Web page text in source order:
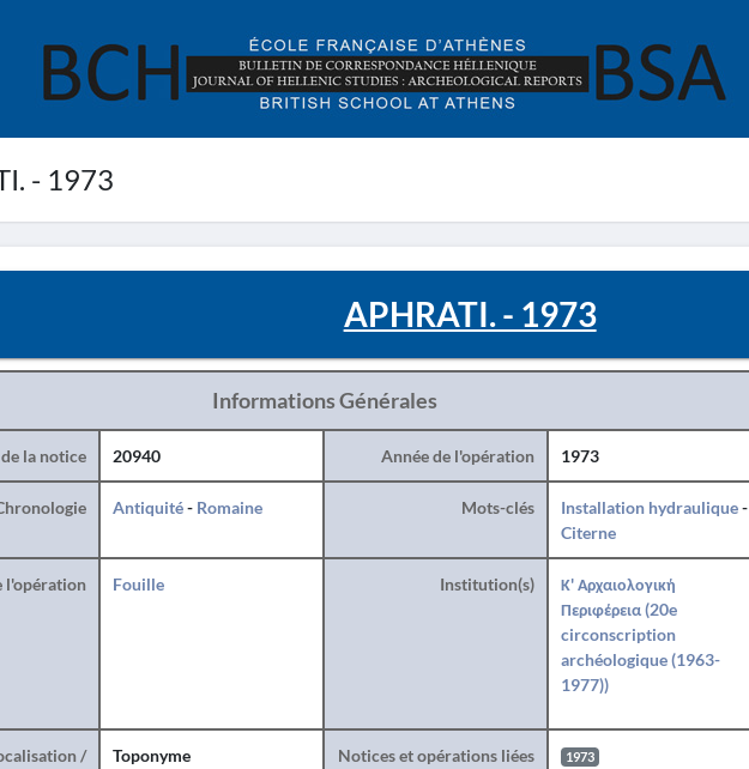
- 1973
APHRATI. - 1973
Informations Générales
la notice 20940 Année de l'opération 1973
Antiquité- Romaine Mots-clés Installation hydraulique-
Citerne
l'opération Fouille Institution(s)
Κ' Αρχαιολογική
Περιφέρεια (20e
circonscription
archéologique (1963-
1977))
/
Toponyme
Notices et opérations liées 1973